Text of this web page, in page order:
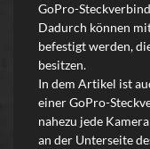
GoPro-
Dadurch können
befestigt werden,
besitzen.
In dem Artikel ist
einer GoPro-
nahezu jede
an der Unterseite